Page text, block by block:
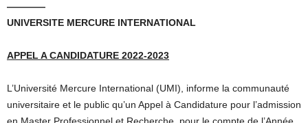
————
UNIVERSITE MERCURE INTERNATIONAL
APPEL A CANDIDATURE 2022-2023
L’Université Mercure International (UMI), informe la communauté
universitaire et le public qu’un Appel à Candidature pour l’admission